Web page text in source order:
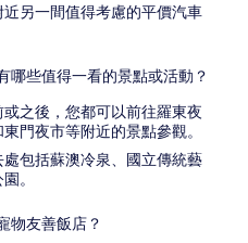
近另一間值得考慮的平價汽車
哪些值得一看的景點或活動？
之後，您都可以前往羅東夜
門夜市等附近的景點參觀。
包括蘇澳冷泉、國立傳統藝
。
物友善飯店？